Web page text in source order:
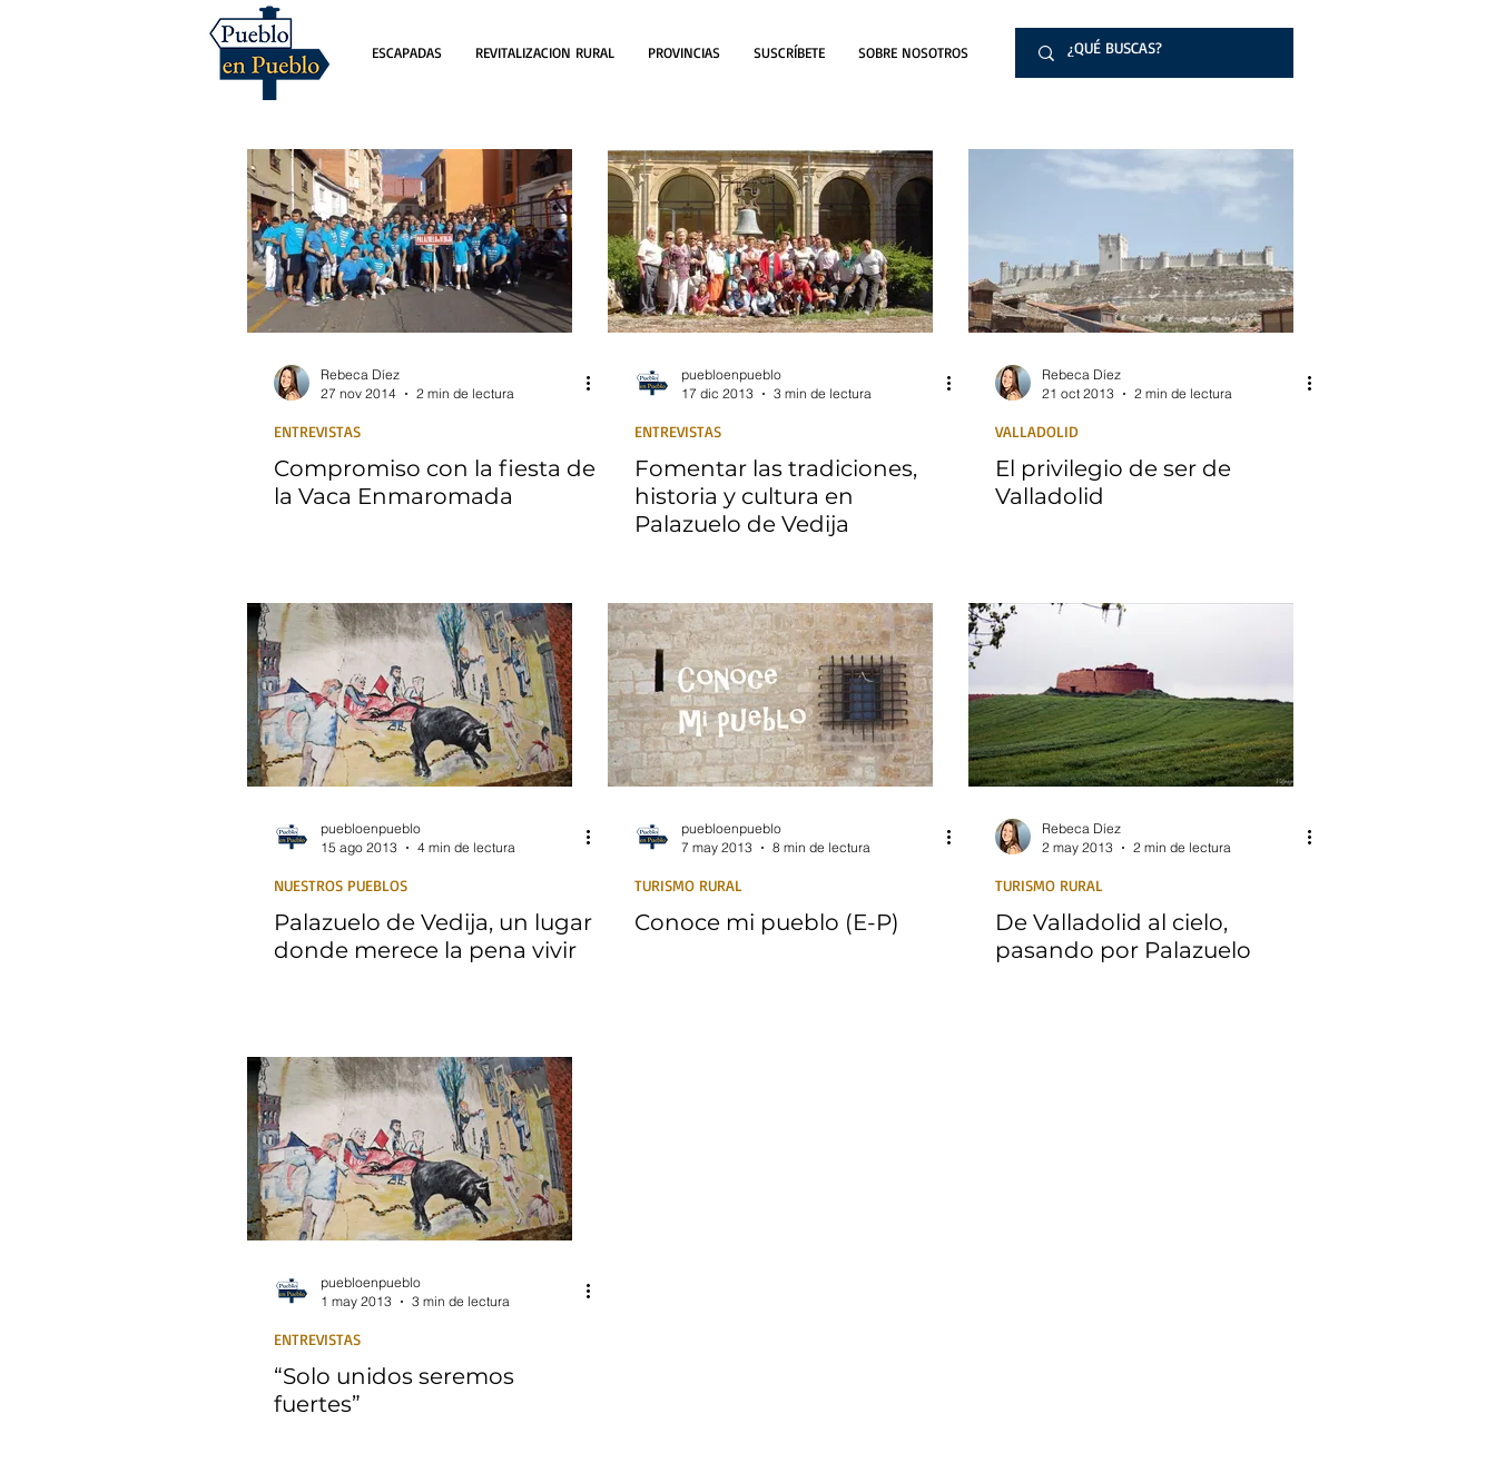
ESCAPADAS REVITALIZACION RURAL PROVINCIAS SUSCRÍBETE SOBRE NOSOTROS
Rebeca Díez
27 nov 2014
2 min de lectura
ENTREVISTAS
Compromiso con la fiesta de
la Vaca Enmaromada
puebloenpueblo
17 dic 2013
3 min de lectura
ENTREVISTAS
Fomentar las tradiciones,
historia y cultura en
Palazuelo de Vedija
Rebeca Díez
21 oct 2013
2 min de lectura
VALLADOLID
El privilegio de ser de
Valladolid
puebloenpueblo
15 ago 2013
4 min de lectura
NUESTROS PUEBLOS
Palazuelo de Vedija, un lugar
donde merece la pena vivir
puebloenpueblo
7 may 2013
8 min de lectura
TURISMO RURAL
Conoce mi pueblo (E-P)
Rebeca Díez
2 may 2013
2 min de lectura
TURISMO RURAL
De Valladolid al cielo,
pasando por Palazuelo
puebloenpueblo
1 may 2013
3 min de lectura
ENTREVISTAS
“Solo unidos seremos
fuertes”